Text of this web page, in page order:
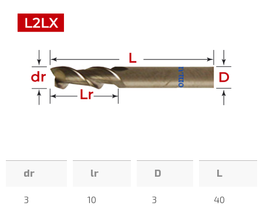
dr lr D L
3 10 3 40